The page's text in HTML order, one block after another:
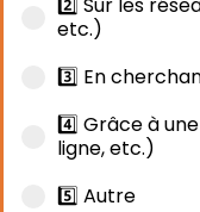
2️⃣ Sur les
etc.)
3️⃣ En
4️⃣ Grâce à
ligne, etc.)
5️⃣ Autre